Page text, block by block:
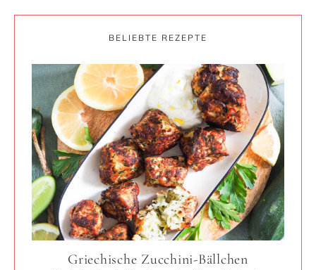
BELIEBTE REZEPTE
Griechische Zucchini-Bällchen